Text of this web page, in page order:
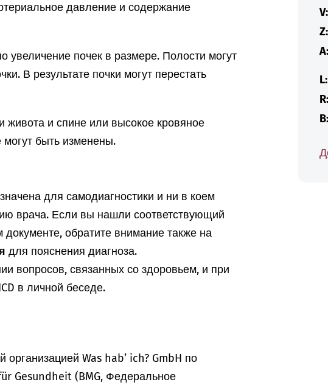
давление и содержание
увеличение почек в размере. Полости могут
В результате почки могут перестать
живота и спине или высокое кровяное
быть изменены.
для самодиагностики и ни в коем
врача. Если вы нашли соответствующий
обратите внимание также на
для пояснения диагноза.
вопросов, связанных со здоровьем, и при
в личной беседе.
Was hab’ ich? GmbH по
Gesundheit (BMG, Федеральное
V:
Z:
A:
L:
R:
B: